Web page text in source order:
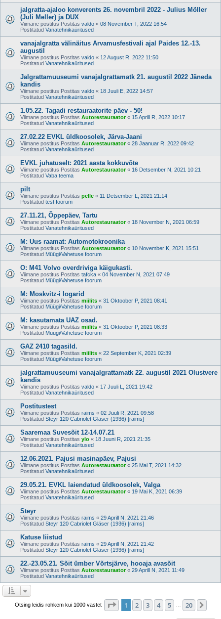
jalgratta-ajaloo konverents 26. novembril 2022 - Julius Möller
(Juli Meller) ja DUX
Viimane postitus Postitas valdo « 08 November T, 2022 16:54
Postitatud Vanatehnikaüritused
vanajalgratta välinäitus Arvamusfestivali ajal Paides 12.-13.
augustil
Viimane postitus Postitas valdo « 12 August R, 2022 11:50
Postitatud Vanatehnikaüritused
Jalgrattamuuseumi vanajalgrattamatk 21. augustil 2022 Jäneda
kandis
Viimane postitus Postitas valdo « 18 Juuli E, 2022 14:57
Postitatud Vanatehnikaüritused
1.05.22. Tagadi restauraatorite päev - 50!
Viimane postitus Postitas Autorestauraator« 15 Aprill R, 2022 10:17
Postitatud Vanatehnikaüritused
27.02.22 EVKL üldkoosolek, Järva-Jaani
Viimane postitus Postitas Autorestauraator« 28 Jaanuar R, 2022 09:42
Postitatud Vanatehnikaüritused
EVKL juhatuselt: 2021 aasta kokkuvõte
Viimane postitus Postitas Autorestauraator« 16 Detsember N, 2021 10:21
Postitatud Vaba teema
pilt
Viimane postitus Postitas pelle « 11 Detsember L, 2021 21:14
Postitatud test foorum
27.11.21, Õppepäev, Tartu
Viimane postitus Postitas Autorestauraator« 18 November N, 2021 06:59
Postitatud Vanatehnikaüritused
M: Uus raamat: Automotokroonika
Viimane postitus Postitas Autorestauraator« 10 November K, 2021 15:51
Postitatud Müügi/Vahetuse foorum
O: M41 Volvo overdriviga käigukasti.
Viimane postitus Postitas tafcka « 04 November N, 2021 07:49
Postitatud Müügi/Vahetuse foorum
M: Moskvitz-i logarid
Viimane postitus Postitas miilits « 31 Oktoober P, 2021 08:41
Postitatud Müügi/Vahetuse foorum
M: kasutamata UAZ osad.
Viimane postitus Postitas miilits « 31 Oktoober P, 2021 08:33
Postitatud Müügi/Vahetuse foorum
GAZ 2410 tagasild.
Viimane postitus Postitas miilits « 22 September K, 2021 02:39
Postitatud Müügi/Vahetuse foorum
jalgrattamuuseumi vanajalgrattamatk 22. augustil 2021 Olustvere
kandis
Viimane postitus Postitas valdo « 17 Juuli L, 2021 19:42
Postitatud Vanatehnikaüritused
Postitustest
Viimane postitus Postitas raims « 02 Juuli R, 2021 09:58
Postitatud Steyr 120 Cabriolet Gläser (1936) [raims]
Saaremaa Suvesõit 12-14.07.21
Viimane postitus Postitas ylo « 18 Juuni R, 2021 21:35
Postitatud Vanatehnikaüritused
12.06.2021. Pajusi masinapäev, Pajusi
Viimane postitus Postitas Autorestauraator« 25 Mai T, 2021 14:32
Postitatud Vanatehnikaüritused
29.05.21. EVKL laiendatud üldkoosolek, Valga
Viimane postitus Postitas Autorestauraator« 19 Mai K, 2021 06:39
Postitatud Vanatehnikaüritused
Steyr
Viimane postitus Postitas raims « 29 Aprill N, 2021 21:46
Postitatud Steyr 120 Cabriolet Gläser (1936) [raims]
Katuse liistud
Viimane postitus Postitas raims « 29 Aprill N, 2021 21:42
Postitatud Steyr 120 Cabriolet Gläser (1936) [raims]
22.-23.05.21. Sõit ümber Võrtsjärve, hooaja avasõit
Viimane postitus Postitas Autorestauraator« 29 Aprill N, 2021 11:49
Postitatud Vanatehnikaüritused
Otsing leidis rohkem kui 1000 vastet 1 . leht20 -st
1 2 3 4 5 20